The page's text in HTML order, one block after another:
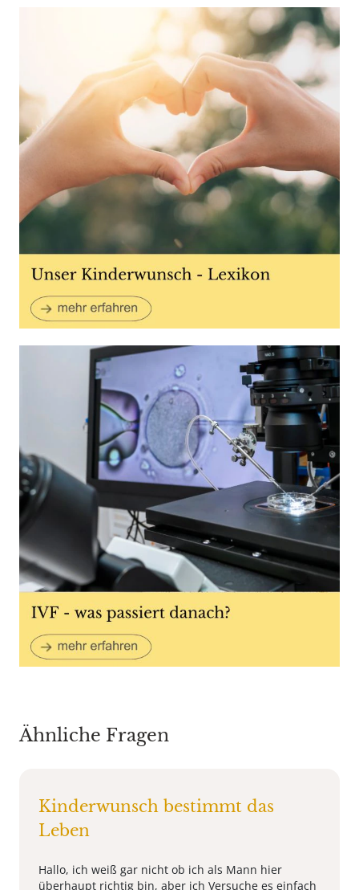
Ähnliche Fragen
Kinderwunsch bestimmt das
Leben
Hallo, ich weiß gar nicht ob ich als Mann hier
überhaupt richtig bin, aber ich Versuche es einfach